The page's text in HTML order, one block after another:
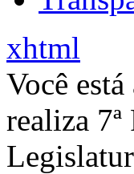
xhtml
Você
realiza